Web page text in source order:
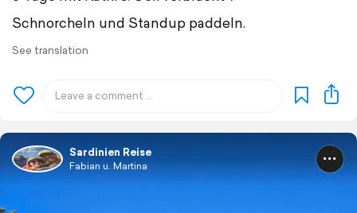
Schnorcheln und Standup paddeln.
See translation
Sardinien Reise
Fabian u. Martina